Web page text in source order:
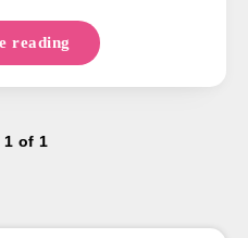
reading
1 of 1